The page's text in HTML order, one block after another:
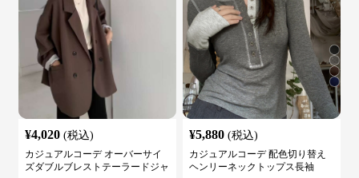
¥4,020 (税込)
カジュアルコーデ オーバーサイ
ズダブルブレストテーラードジャ
¥5,880 (税込)
カジュアルコーデ 配色切り替え
ヘンリーネックトップス長袖